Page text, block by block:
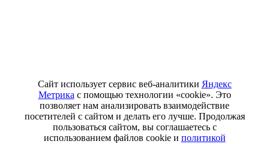
Сайт использует сервис веб-аналитики Яндекс
Метрика с помощью технологии «cookie». Это
позволяет нам анализировать взаимодействие
посетителей с сайтом и делать его лучше. Продолжая
пользоваться сайтом, вы соглашаетесь с
использованием файлов cookie и политикой